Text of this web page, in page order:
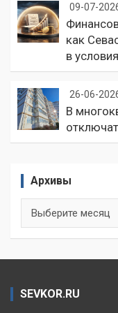
09-07-
как
в
26-06-
В
Архивы
SEVKOR.RU